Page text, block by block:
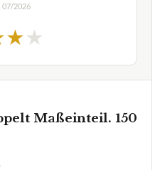
07/2026
★★
Maßeinteil. 150